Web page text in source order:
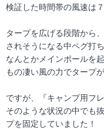
検証した時間帯の風速は
タープを広げる段階から
されそうになる中ペグ打ち
なんとかメインポールを
もの凄い風の力でタープ
ですが、『キャンプ用フ
そのような状況の中でも
プを固定していました！